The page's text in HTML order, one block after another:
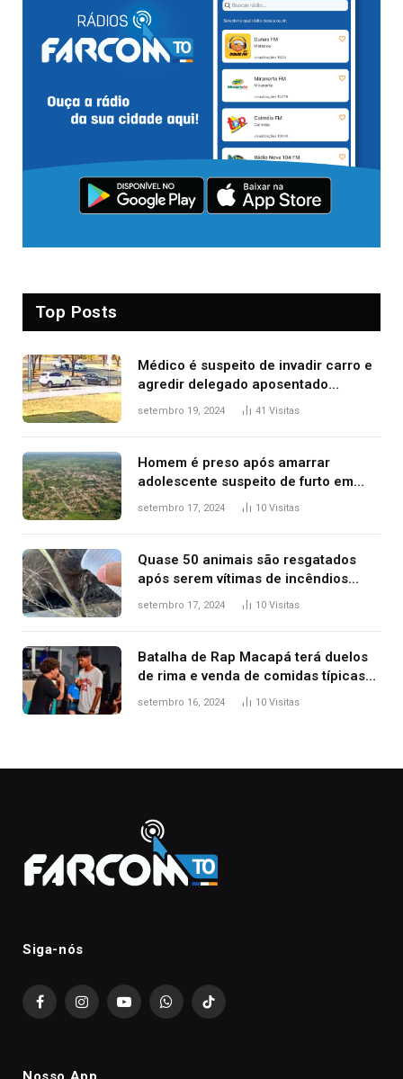
Top Posts
Médico é suspeito de invadir carro e
agredir delegado aposentado
durante confusão no trânsito
setembro 19, 2024 41 Visitas
Homem é preso após amarrar
adolescente suspeito de furto em
estaca de cerca e agredi-lo
setembro 17, 2024 10 Visitas
Quase 50 animais são resgatados
após serem vítimas de incêndios
florestais no Tocantins
setembro 17, 2024 10 Visitas
Batalha de Rap Macapá terá duelos
de rima e venda de comidas típicas
no Mercado Central
setembro 16, 2024 10 Visitas
Siga-nós
FacebookInstagramYouTubeWhatsAppTikTok